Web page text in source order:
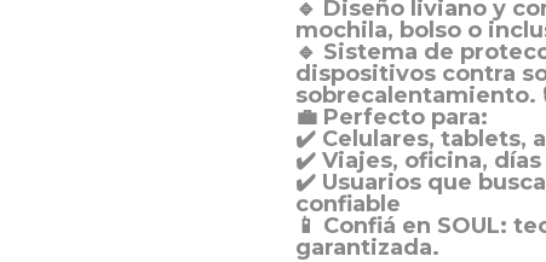
🔹 Diseño liviano y
mochila, bolso o
🔹 Sistema de
dispositivos contra
sobrecalentamiento.
💼 Perfecto para:
✔️ Celulares, tablets,
✔️ Viajes, oficina,
✔️ Usuarios que
confiable
📱 Confiá en SOUL:
garantizada.